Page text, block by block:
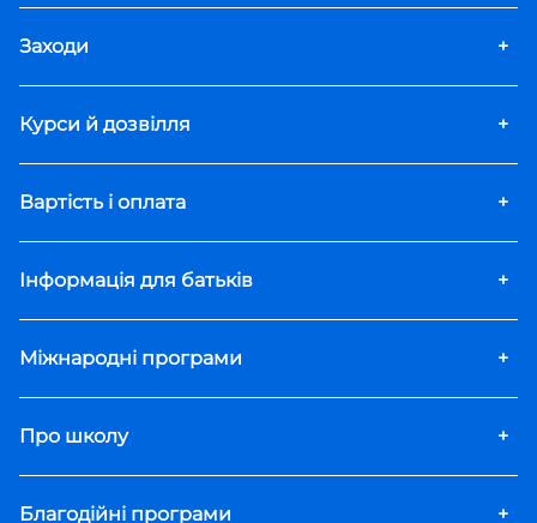
Заходи +
Курси й дозвілля +
Вартість і оплата +
Інформація для батьків +
Міжнародні програми +
Про школу +
Благодійні програми +